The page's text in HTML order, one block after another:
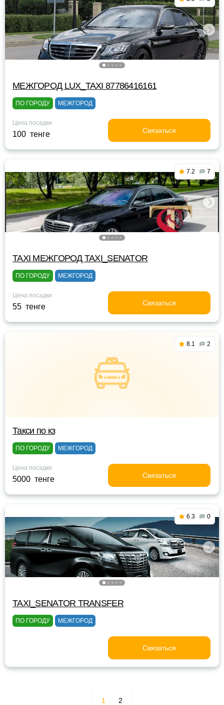
МЕЖГОРОД LUX_TAXI 87786416161
ПО ГОРОДУ МЕЖГОРОД
Цена посадки
100 тенге Связаться
7.2 7
TAXI МЕЖГОРОД TAXI_SENATOR
ПО ГОРОДУ МЕЖГОРОД
Цена посадки
55 тенге Связаться
8.1 2
Такси по кз
ПО ГОРОДУ МЕЖГОРОД
Цена посадки
5000 тенге Связаться
6.3 0
TAXI_SENATOR TRANSFER
ПО ГОРОДУ МЕЖГОРОД
Связаться
1 2